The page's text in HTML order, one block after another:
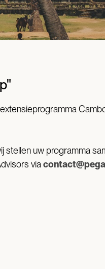
stellen uw programma
via